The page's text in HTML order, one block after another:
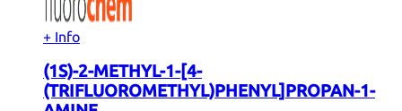
+ Info
(1S)-2-METHYL-1-[4-
(TRIFLUOROMETHYL)PHENYL]PROPAN-1-